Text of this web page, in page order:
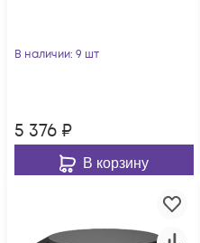
В наличии: 9 шт
5 376 ₽
В корзину